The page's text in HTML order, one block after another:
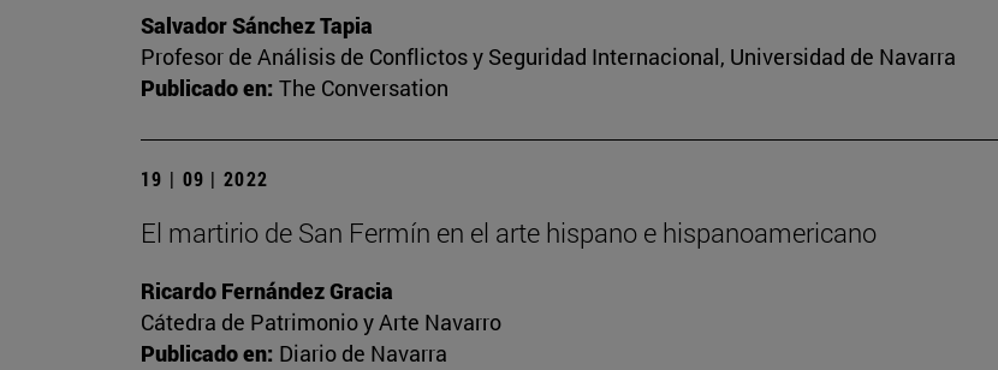
Salvador Sánchez Tapia
Profesor de Análisis de Conflictos y Seguridad Internacional, Universidad de Navarra
Publicado en: The Conversation
19 | 09 | 2022
El martirio de San Fermín en el arte hispano e hispanoamericano
Ricardo Fernández Gracia
Cátedra de Patrimonio y Arte Navarro
Publicado en: Diario de Navarra